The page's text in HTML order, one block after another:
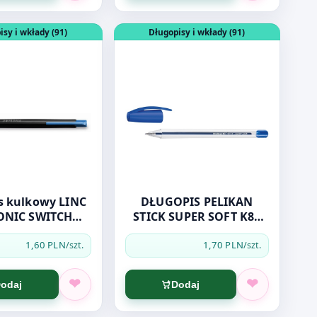
SWITCH czarny
Długopis kulkowy LINC PENTONIC SWITCH niebieski
i wkłady (91)
LINC
SWITCH
1,60 PLN/szt.
Otwórz produkt: DŁUGOPIS PELIKAN
Długopisy i wkłady (91)
DŁUGOPIS PELIKAN
STICK SUPER SOFT K86
NIEBIESKI
1,70 PLN/szt.
Dodaj